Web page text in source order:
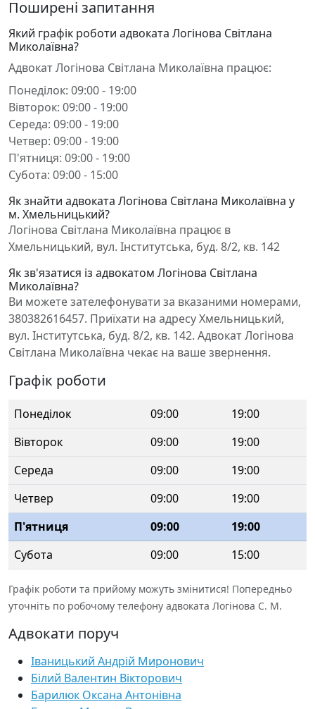
Поширені запитання
Який графік роботи адвоката Логінова Світлана
Миколаївна?
Адвокат Логінова Світлана Миколаївна працює:
Понеділок: 09:00 - 19:00
Вівторок: 09:00 - 19:00
Середа: 09:00 - 19:00
Четвер: 09:00 - 19:00
П'ятниця: 09:00 - 19:00
Субота: 09:00 - 15:00
Як знайти адвоката Логінова Світлана Миколаївна у
м. Хмельницький?
Логінова Світлана Миколаївна працює в
Хмельницький, вул. Інститутська, буд. 8/2, кв. 142
Як зв'язатися із адвокатом Логінова Світлана
Миколаївна?
Ви можете зателефонувати за вказаними номерами,
380382616457. Приїхати на адресу Хмельницький,
вул. Інститутська, буд. 8/2, кв. 142. Адвокат Логінова
Світлана Миколаївна чекає на ваше звернення.
Графік роботи
Понеділок 09:00
19:00
Вівторок
09:00
19:00
Середа
09:00
19:00
Четвер
09:00
19:00
П'ятниця
09:00
19:00
Субота
09:00 15:00
Графік роботи та прийому можуть змінитися! Попередньо
уточніть по робочому телефону адвоката Логінова С. М.
Адвокати поруч
Іваницький Андрій Миронович
Білий Валентин Вікторович
Барилюк Оксана Антонівна